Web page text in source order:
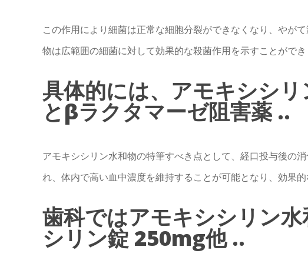
この作用により細菌は正常な細胞分裂ができなくなり、やが
物は広範囲の細菌に対して効果的な殺菌作用を示すことができ
具体的には、アモキシシリ
とβラクタマーゼ阻害薬 ..
アモキシシリン水和物の特筆すべき点として、経口投与後の
れ、体内で高い血中濃度を維持することが可能となり、効果的
歯科ではアモキシシリン
シリン錠 250mg他 ..